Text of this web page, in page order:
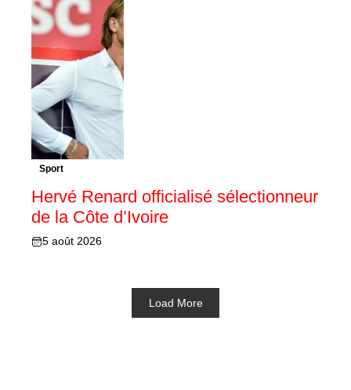
Sport
Hervé Renard officialisé sélectionneur
de la Côte d’Ivoire
5 août 2026
Load More